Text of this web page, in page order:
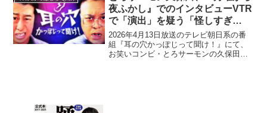
れこそ今、養成所...
夜ふかし』でのインタビューVTR
で「演出」を疑う「怪しすぎ
て…」
2026年4月13日放送のテレビ朝日系の番
組『耳の穴かっぽじって聞け！』にて、
お笑いコンビ・とろサーモンの久保田か